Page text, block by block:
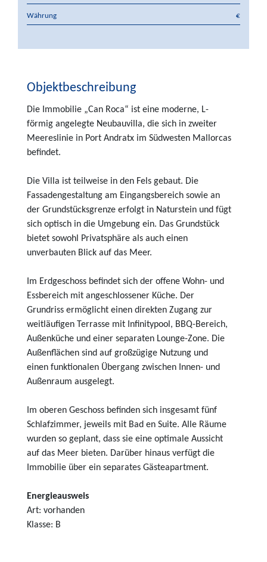
Währung €
Objektbeschreibung
Die Immobilie „Can Roca“ ist eine moderne, L-
förmig angelegte Neubauvilla, die sich in zweiter
Meereslinie in Port Andratx im Südwesten Mallorcas
befindet.
Die Villa ist teilweise in den Fels gebaut. Die
Fassadengestaltung am Eingangsbereich sowie an
der Grundstücksgrenze erfolgt in Naturstein und fügt
sich optisch in die Umgebung ein. Das Grundstück
bietet sowohl Privatsphäre als auch einen
unverbauten Blick auf das Meer.
Im Erdgeschoss befindet sich der offene Wohn- und
Essbereich mit angeschlossener Küche. Der
Grundriss ermöglicht einen direkten Zugang zur
weitläufigen Terrasse mit Infinitypool, BBQ-Bereich,
Außenküche und einer separaten Lounge-Zone. Die
Außenflächen sind auf großzügige Nutzung und
einen funktionalen Übergang zwischen Innen- und
Außenraum ausgelegt.
Im oberen Geschoss befinden sich insgesamt fünf
Schlafzimmer, jeweils mit Bad en Suite. Alle Räume
wurden so geplant, dass sie eine optimale Aussicht
auf das Meer bieten. Darüber hinaus verfügt die
Immobilie über ein separates Gästeapartment.
Energieausweis
Art: vorhanden
Klasse: B